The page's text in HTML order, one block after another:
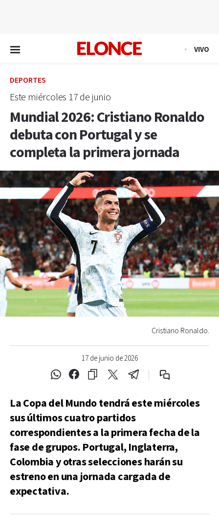
VIVO
DEPORTES
Este miércoles 17 de junio
Mundial 2026: Cristiano Ronaldo
debuta con Portugal y se
completa la primera jornada
17 de junio de 2026
Cristiano Ronaldo.
La Copa del Mundo tendrá este miércoles
sus últimos cuatro partidos
correspondientes a la primera fecha de la
fase de grupos. Portugal, Inglaterra,
Colombia y otras selecciones harán su
estreno en una jornada cargada de
expectativa.